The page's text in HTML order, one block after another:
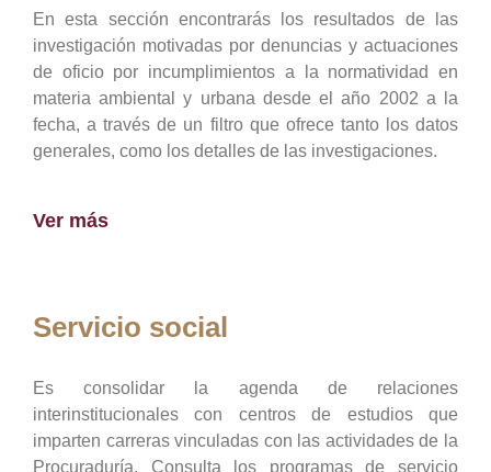
En esta sección encontrarás los resultados de las
investigación motivadas por denuncias y actuaciones
de oficio por incumplimientos a la normatividad en
materia ambiental y urbana desde el año 2002 a la
fecha, a través de un filtro que ofrece tanto los datos
generales, como los detalles de las investigaciones.
Ver más
Servicio social
Es consolidar la agenda de relaciones
interinstitucionales con centros de estudios que
imparten carreras vinculadas con las actividades de la
Procuraduría, Consulta los programas de servicio